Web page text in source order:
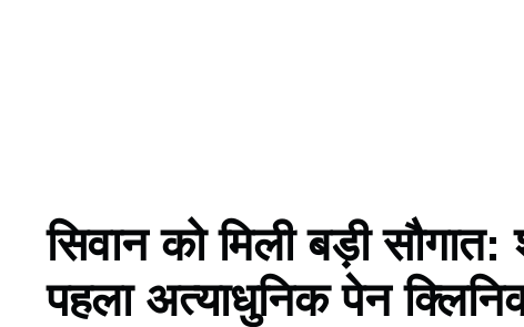
सिवान को मिली बड़ी
पहला अत्याधुनिक पेन